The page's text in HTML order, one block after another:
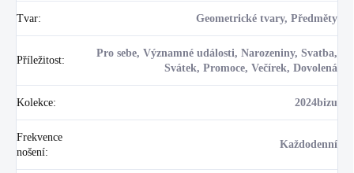
Tvar: Geometrické tvary, Předměty
Příležitost:
Pro sebe, Významné události, Narozeniny, Svatba,
Svátek, Promoce, Večírek, Dovolená
Kolekce: 2024bizu
Frekvence
nošení:
Každodenní